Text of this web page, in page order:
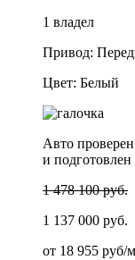
1 владел
Привод:
Цвет: Белый
Авто проверен
и подготовлен
1 478 100 руб.
1 137 000 руб.
от 18 955 руб/